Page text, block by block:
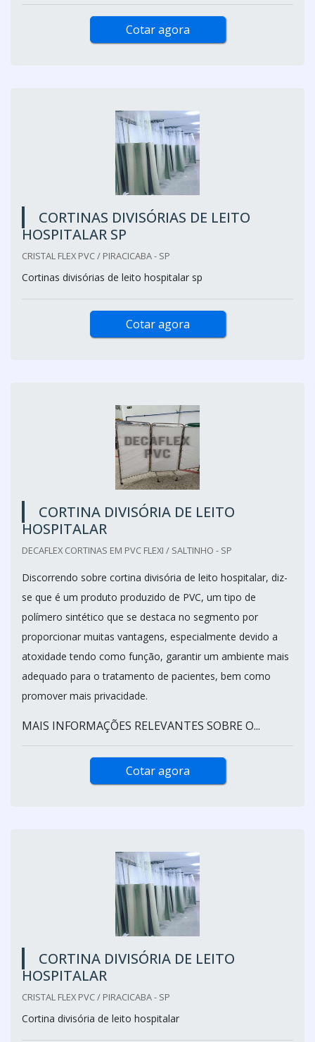
Cotar agora
CORTINAS DIVISÓRIAS DE LEITO
HOSPITALAR SP
CRISTAL FLEX PVC / PIRACICABA - SP
Cortinas divisórias de leito hospitalar sp
Cotar agora
CORTINA DIVISÓRIA DE LEITO
HOSPITALAR
DECAFLEX CORTINAS EM PVC FLEXI / SALTINHO - SP
Discorrendo sobre cortina divisória de leito hospitalar, diz-
se que é um produto produzido de PVC, um tipo de
polímero sintético que se destaca no segmento por
proporcionar muitas vantagens, especialmente devido a
atoxidade tendo como função, garantir um ambiente mais
adequado para o tratamento de pacientes, bem como
promover mais privacidade.
MAIS INFORMAÇÕES RELEVANTES SOBRE O...
Cotar agora
CORTINA DIVISÓRIA DE LEITO
HOSPITALAR
CRISTAL FLEX PVC / PIRACICABA - SP
Cortina divisória de leito hospitalar